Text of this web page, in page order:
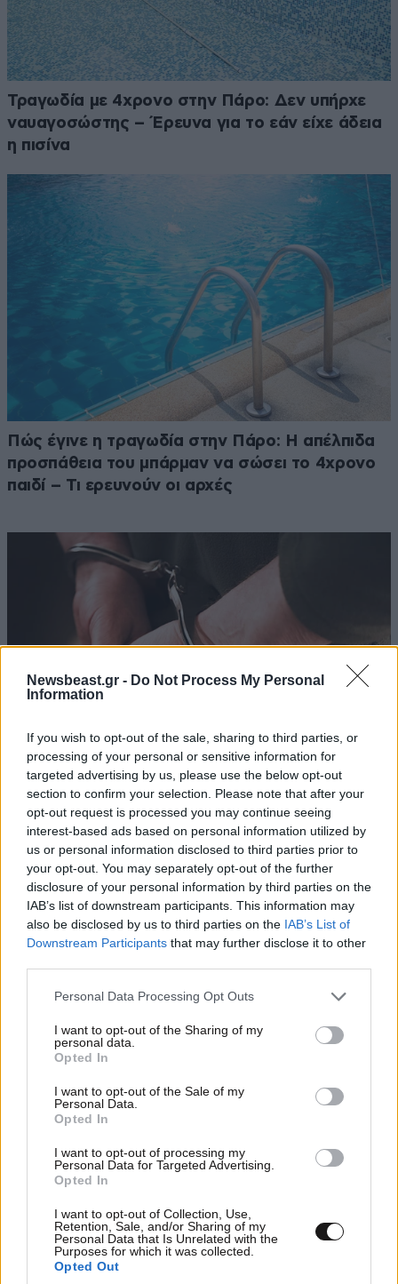
Newsbeast.gr - Do Not Process My Personal
Information
If you wish to opt-out of the sale, sharing to third parties, or
processing of your personal or sensitive information for
targeted advertising by us, please use the below opt-out
section to confirm your selection. Please note that after your
opt-out request is processed you may continue seeing
interest-based ads based on personal information utilized by
us or personal information disclosed to third parties prior to
your opt-out. You may separately opt-out of the further
disclosure of your personal information by third parties on the
IAB’s list of downstream participants. This information may
also be disclosed by us to third parties on the IAB’s List of
Downstream Participants that may further disclose it to other
Please note that this website/app uses one or more Google
not limited to your visit or usage behaviour. You may click to
grant or deny consent to Google and its third-party tags to
use your data for below specified purposes in below Google
consent section.
Personal Data Processing Opt Outs
I want to opt-out of the Sharing of my
personal data.
Opted In
I want to opt-out of the Sale of my
Personal Data.
Opted In
I want to opt-out of processing my
Personal Data for Targeted Advertising.
Opted In
I want to opt-out of Collection, Use,
Retention, Sale, and/or Sharing of my
Personal Data that Is Unrelated with the
Purposes for which it was collected.
Opted Out
Τραγωδία με 4χρονο στην Πάρο: Δεν υπήρχε
ναυαγοσώστης – Έρευνα για το εάν είχε άδεια
η πισίνα
Πώς έγινε η τραγωδία στην Πάρο: Η απέλπιδα
προσπάθεια του μπάρμαν να σώσει το 4χρονο
παιδί – Τι ερευνούν οι αρχές
Χειροπέδες σε 24χρονο που κλείδωσε την
17χρονη πρώην φίλη του σε σπίτι στα Χανιά –
Φώναζε «βοήθεια» η κοπέλα
αμέλεια σε Κορινθία και Λέσβο – Η μία από
αποτσίγαρο